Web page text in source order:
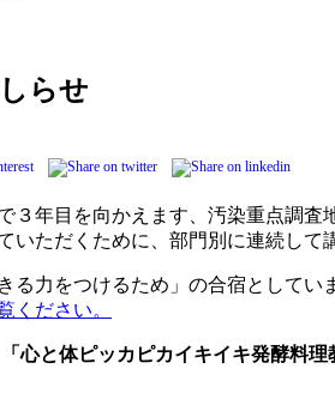
らせ
３年目を向かえます、汚染重点調
いただくために、部門別に連続して
る力をつけるため」の合宿としてい
ください。
「心と体ピッカピカイキイキ発酵料理